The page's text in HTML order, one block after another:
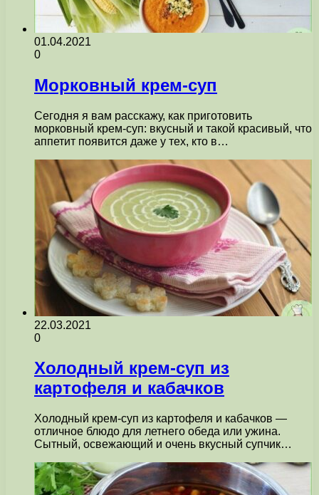
01.04.2021
0
Морковный крем-суп
Сегодня я вам расскажу, как приготовить
морковный крем-суп: вкусный и такой красивый, что
аппетит появится даже у тех, кто в…
22.03.2021
0
Холодный крем-суп из
картофеля и кабачков
Холодный крем-суп из картофеля и кабачков —
отличное блюдо для летнего обеда или ужина.
Сытный, освежающий и очень вкусный супчик…